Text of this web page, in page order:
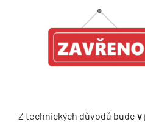
Z technických důvodů bude v